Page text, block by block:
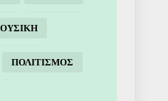
ΠΟΛΙΤΙΣΜΟΣ